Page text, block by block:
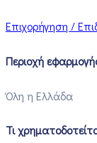
Επιχορήγηση /
Περιοχή
Όλη η Ελλάδα
Τι